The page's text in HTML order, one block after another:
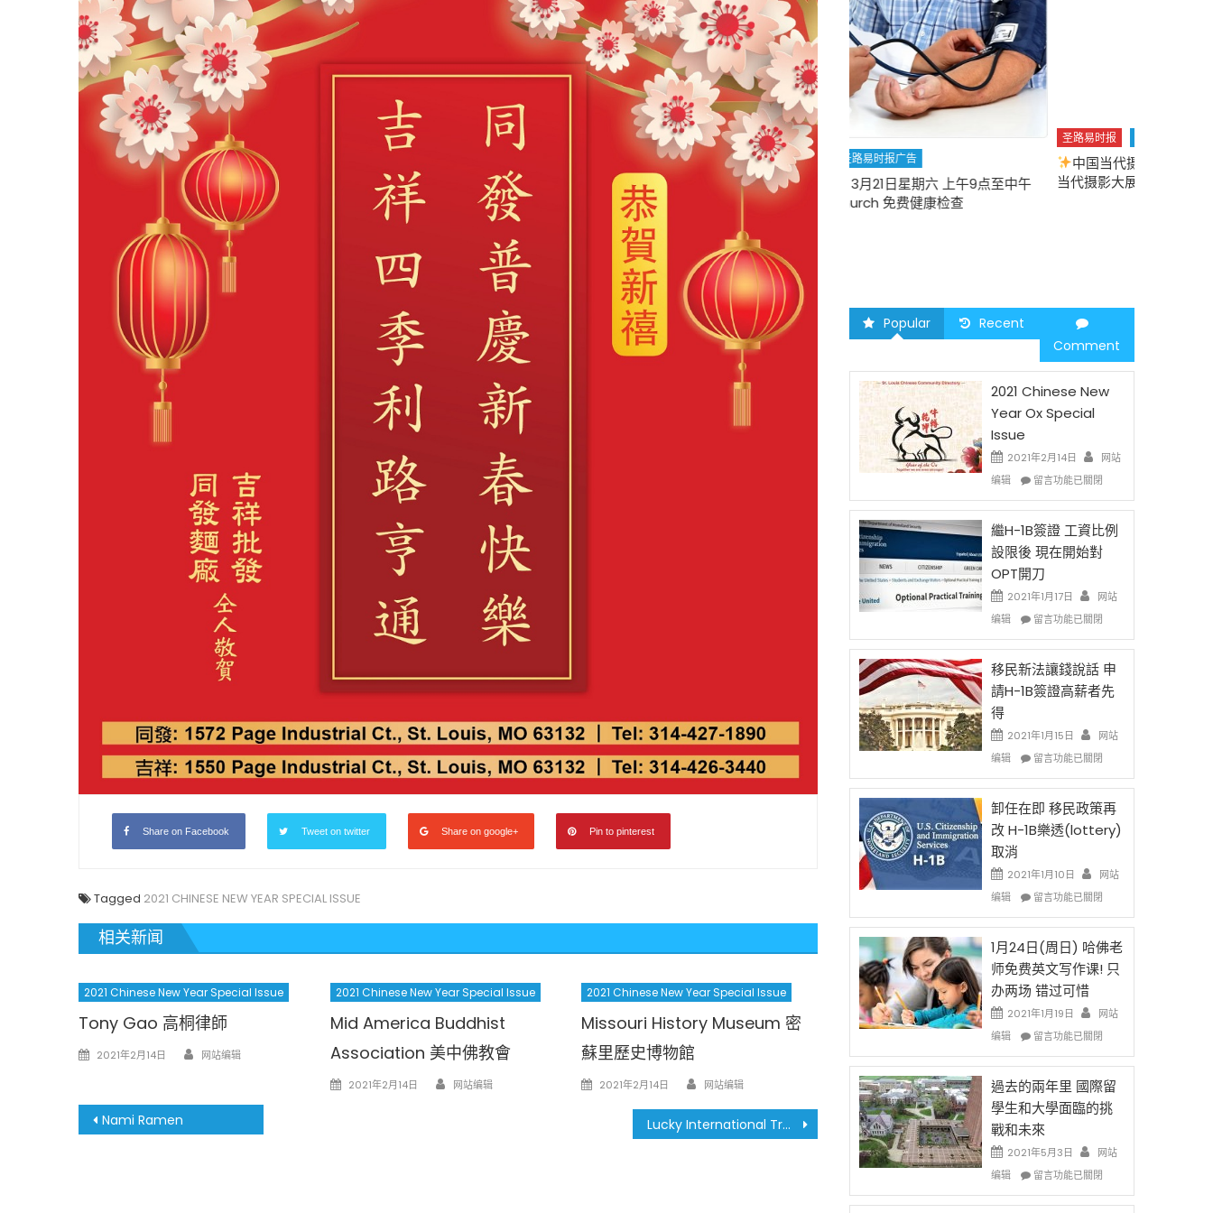
中
Share on Facebook Tweet on twitter Share on google+ Pin to pinterest
Tagged 2021 CHINESE NEW YEAR SPECIAL ISSUE
相关新闻
2021 Chinese New Year Special Issue
Tony Gao 高桐律師
Posted
2021年2月14日 Author
网站编辑
2021 Chinese New Year Special Issue
Mid America Buddhist
Association 美中佛教會
Posted
2021年2月14日 Author
网站编辑
2021 Chinese New Year Special Issue
Missouri History Museum 密
蘇里歷史博物館
Posted
2021年2月14日 Author
网站编辑
文Nami Ramen Lucky International Trading 鴻運國際有限公司
圣路易时报
免费健康检查 无需预约 免费赠送血压计供符合
条件者使用 欢迎参加索取! 4月18日星期六 上午
9点至中午 Grace UM Church
圣路易时报广告
了解您的数字! 3月21日星期六 上午9点至中午
Grace UM Church 免费健康检查
中国当代摄影重磅展
华盛顿大学举办中国
当代摄影大展 “回望未来”
Popular
Recent
Comment
2021 Chinese New
Year Ox Special
Issue
2021年2月14日
网站
编辑
在
Chinese
New
Year
Ox
Special
Issue〉
中
留言功能已關閉
繼H-1B簽證 工資比例
設限後 現在開始對
OPT開刀
2021年1月17日
网站
编辑
在
H-
1B
簽
證
資
比
設
限
後
現
開
始
對
OPT
開
刀〉
中
留言功能已關閉
移民新法讓錢說話 申
請H-1B簽證高薪者先
得
2021年1月15日
网站
编辑
在
民
新
法
讓
說
話
請
H-
1B
簽
證
高
薪
者
先
得〉
中
留言功能已關閉
卸任在即 移民政策再
改 H-1B樂透(lottery)
取消
2021年1月10日
网站
编辑
在
任
在
即
移
民
政
策
改
H-
1B
樂
透
(lottery)
取
消〉
中
留言功能已關閉
1月24日(周日) 哈佛老
师免费英文写作课! 只
办两场 错过可惜
2021年1月19日
网站
编辑
在
月
24
日
(周
日)
哈
佛
师
留言功能已關閉
過去的兩年里 國際留
學生和大學面臨的挑
戰和未來
2021年5月3日
网站
编辑
在
去
留言功能已關閉